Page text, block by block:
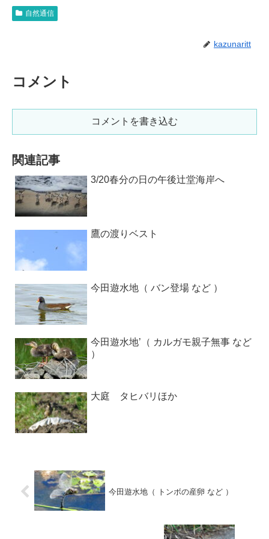
自然通信
kazunaritt
コメント
コメントを書き込む
関連記事
3/20春分の日の午後辻堂海岸へ
鷹の渡りベスト
今田遊水地（ バン登場 など ）
今田遊水地’（ カルガモ親子無事 など
）
大庭 タヒバリほか
今田遊水地（ トンボの産卵 など ）